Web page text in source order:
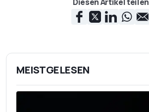
Diesen Artikel teilen
MEISTGELESEN